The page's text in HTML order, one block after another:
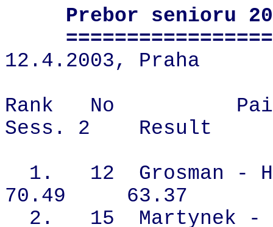
Prebor senioru
12.4.2003, Praha
Rank
No
Sess. 2
Result
1.
12
Grosman -
70.49
63.37
2.
15
Martynek -